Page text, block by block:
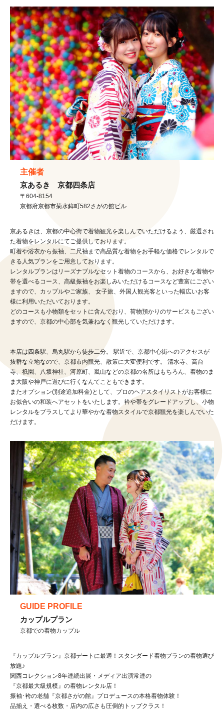
主催者
京あるき 京都四条店
〒604-8154
京都府京都市菊水鉾町582さがの館ビル
京あるきは、京都の中心街で着物観光を楽しんでいただけるよう、厳選され
た着物をレンタルにてご提供しております。
町着や浴衣から振袖、二尺袖まで高品質な着物をお手軽な価格でレンタルで
きる人気プランをご用意しております。
レンタルプランはリーズナブルなセット着物のコースから、お好きな着物や
帯を選べるコース、高級振袖をお楽しみいただけるコースなど豊富にござい
ますので、カップルやご家族、 女子旅、外国人観光客といった幅広いお客
様に利用いただいております。
どのコースも小物類をセットに含んでおり、荷物預かりのサービスもござい
ますので、京都の中心部を気兼ねなく観光していただけます。
本店は四条駅、烏丸駅から徒歩二分。 駅近で、京都中心街へのアクセスが
抜群な立地なので、京都市内観光、散策に大変便利です。 清水寺、高台
寺、祇園、八坂神社、河原町、嵐山などの京都の名所はもちろん、着物のま
ま大阪や神戸に遊びに行くなんてこともできます。
またオプション(別途追加料金)として、プロのヘアスタイリストがお客様に
お似合いの和装へアセットをいたします。衿や帯をグレードアップし、小物
レンタルをプラスしてより華やかな着物スタイルで京都観光を楽しんでいた
だけます。
GUIDE PROFILE
カップルプラン
京都での着物カップル
『カップルプラン』京都デートに最適！スタンダード着物プランの着物選び
放題♪
関西コレクション8年連続出展・メディア出演常連の
『京都最大級規模』の着物レンタル店！
振袖･袴の老舗『京都さがの館』プロデュースの本格着物体験！
品揃え・選べる枚数・店内の広さも圧倒的トップクラス！